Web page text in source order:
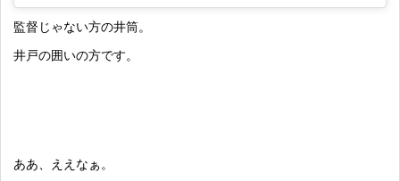
監督じゃない方の井筒。
井戸の囲いの方です。
ああ、ええなぁ。